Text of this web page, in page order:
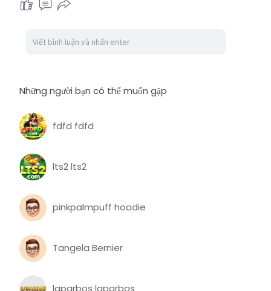
Những người bạn có thể muốn gặp
fdfd fdfd
lts2 lts2
pinkpalmpuff hoodie
Tangela Bernier
laparbos laparbos